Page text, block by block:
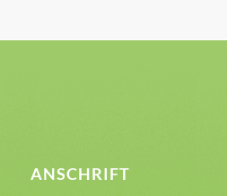
ANSCHRIFT